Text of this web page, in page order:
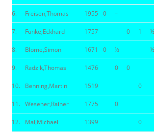
6. Freisen,Thomas 1955 0 –
7. Funke,Eckhard 1757 0 1 ½
8. Blome,Simon 1671 0 ½ ½
9. Radzik,Thomas 1476 0 0
10. Benning,Martin 1519 0
11. Wesener,Rainer 1775 0
12. Mai,Michael 1399 0